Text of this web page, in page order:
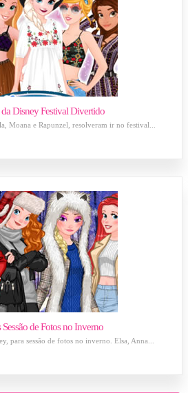
da Disney Festival Divertido
Moana e Rapunzel, resolveram ir no festival...
Sessão de Fotos no Inverno
para sessão de fotos no inverno. Elsa, Anna...